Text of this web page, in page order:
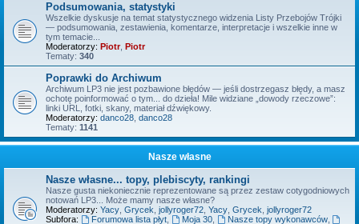
Podsumowania, statystyki
Wszelkie dyskusje na temat statystycznego widzenia Listy Przebojów Trójki
— podsumowania, zestawienia, komentarze, interpretacje i wszelkie inne w
tym temacie...
Moderatorzy: Piotr, Piotr
Tematy: 340
Poprawki do Archiwum
Archiwum LP3 nie jest pozbawione błędów — jeśli dostrzegasz błędy, a masz
ochotę poinformować o tym... do dzieła! Mile widziane „dowody rzeczowe”:
linki URL, fotki, skany, materiał dźwiękowy.
Moderatorzy: danco28 danco28
Tematy: 1141
Nasze własne
Nasze własne... topy, plebiscyty, rankingi
Nasze gusta niekoniecznie reprezentowane są przez zestaw cotygodniowych
notowań LP3... Może mamy nasze własne?
Moderatorzy: Yacy Grycek jollyroger72 Yacy Grycek jollyroger72
Subfora:
Forumowa lista płyt, Moja 30, Nasze topy wykonawców,